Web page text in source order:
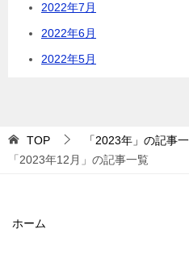
2022年7月
2022年6月
2022年5月
TOP
「2023年」の記事
「2023年12月」の記事一覧
ホーム